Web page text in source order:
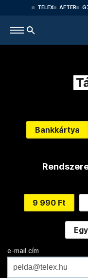
TELEX AFTER
Bankkártya
9 990 Ft
e-mail cím